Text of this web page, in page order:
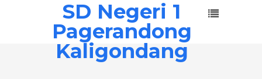
SD Negeri 1
Pagerandong
Kaligondang